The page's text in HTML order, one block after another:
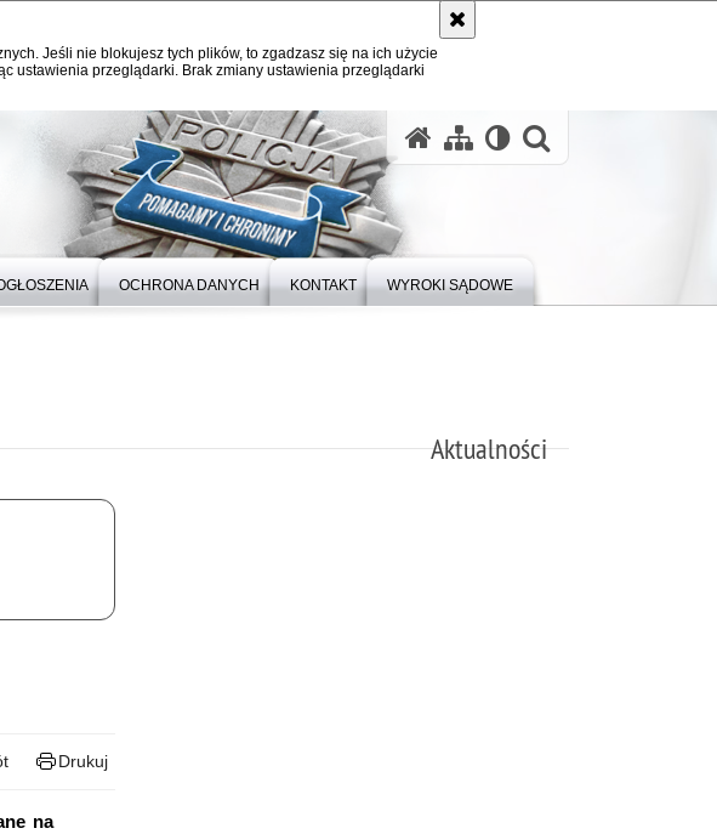
Jeśli nie blokujesz tych plików, to zgadzasz się na ich użycie
ustawienia przeglądarki. Brak zmiany ustawienia przeglądarki
OCHRONA DANYCH KONTAKT WYROKI SĄDOWE
Aktualności
Drukuj
na